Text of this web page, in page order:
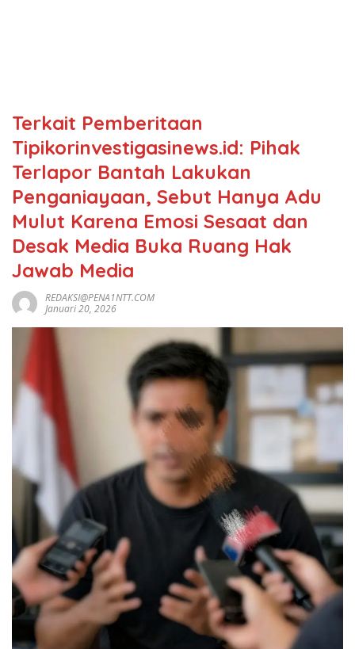
Terkait Pemberitaan
Tipikorinvestigasinews.id: Pihak
Terlapor Bantah Lakukan
Penganiayaan, Sebut Hanya Adu
Mulut Karena Emosi Sesaat dan
Desak Media Buka Ruang Hak
Jawab Media
REDAKSI@PENA1NTT.COM
Januari 20, 2026